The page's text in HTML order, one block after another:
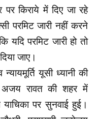
किराये में दिए जा रहे
परमिट जारी नहीं करने
यदि परमिट जारी हो तो
जाए।
यूसी ध्यानी की
अजय रावत की शहर में
पर सुनवाई हुई।